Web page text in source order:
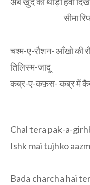
सीमा
चश्म-ए-रौशन- आँखो की
तिलिस्म-जादू
कब्र-ए-कफ़स- कब्र में
Chal tera pak-a-
Ishk mai tujhko
Bada charcha hai